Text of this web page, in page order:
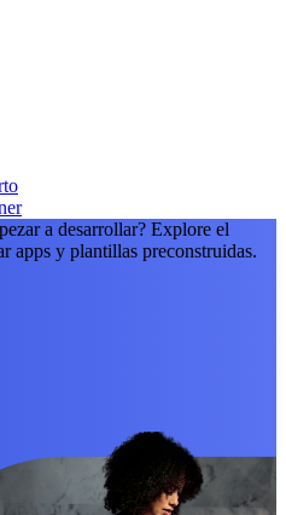
a desarrollar? Explore el
apps y plantillas preconstruidas.